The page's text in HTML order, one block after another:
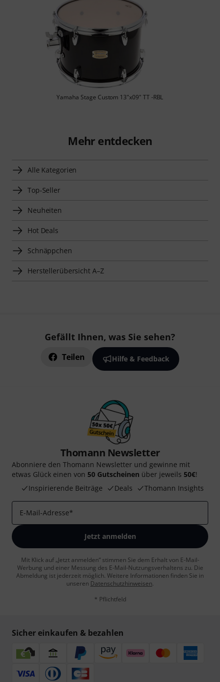
Yamaha Stage Custom 13"x09" TT -RBL
Mehr entdecken
Alle Kategorien
Top-Seller
Neuheiten
Hot Deals
Schnäppchen
Herstellerübersicht A–Z
Gefällt Ihnen, was Sie sehen?
Teilen Hilfe & Feedback
Thomann Newsletter
Abonniere den Thomann Newsletter und gewinne mit
etwas Glück einen von 50 Gutscheinen über jeweils 50€!
Inspirierende Beiträge
Deals Thomann Insights
E-Mail-Adresse*
Jetzt anmelden
Mit Klick auf „Jetzt anmelden“ stimmen Sie dem Erhalt von E-Mail-
Werbung und einer Messung des E-Mail-Nutzungsverhaltens zu. Die
Abmeldung ist jederzeit möglich. Weitere Informationen finden Sie in
unseren Datenschutzhinweisen.
* Pflichtfeld
Sicher einkaufen & bezahlen